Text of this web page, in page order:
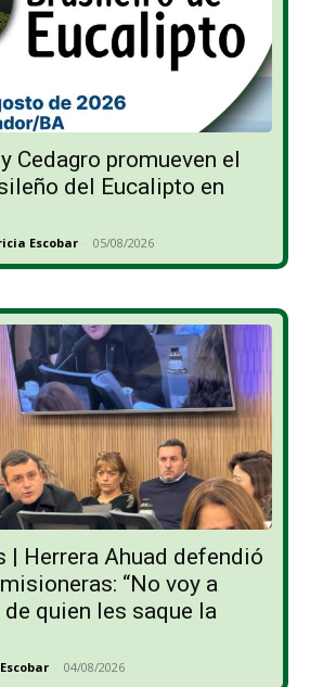
Cedagro promueven el
del Eucalipto en
Escobar - 05/08/2026
| Herrera Ahuad defendió
“No voy a
quien les saque la
- 04/08/2026